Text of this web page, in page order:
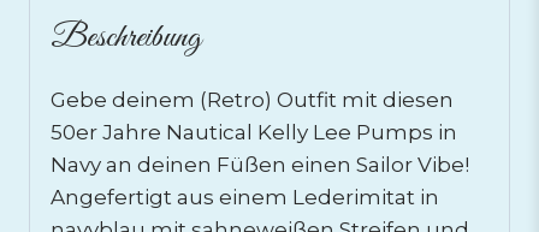
Beschreibung
Gebe deinem (Retro) Outfit mit diesen
50er Jahre Nautical Kelly Lee Pumps in
Navy an deinen Füßen einen Sailor Vibe!
Angefertigt aus einem Lederimitat in